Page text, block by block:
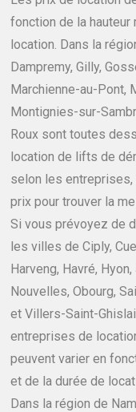
fonction de la hauteur
location. Dans la
Dampremy, Gilly,
Marchienne-au-Pont,
Montignies-sur-
Roux sont toutes
location de lifts de
selon les
prix pour trouver la
Si vous prévoyez de
les villes de Ciply,
Harveng, Havré,
Nouvelles, Obourg,
et Villers-Saint-
entreprises de
peuvent varier en
et de la durée de
Dans la région de